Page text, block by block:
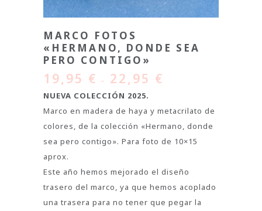
MARCO FOTOS
«HERMANO, DONDE SEA
PERO CONTIGO»
19,95 € – 22,95 €
NUEVA COLECCIÓN 2025.
Marco en madera de haya y metacrilato de
colores, de la colección «Hermano, donde
sea pero contigo». Para foto de 10×15
aprox.
Este año hemos mejorado el diseño
trasero del marco, ya que hemos acoplado
una trasera para no tener que pegar la